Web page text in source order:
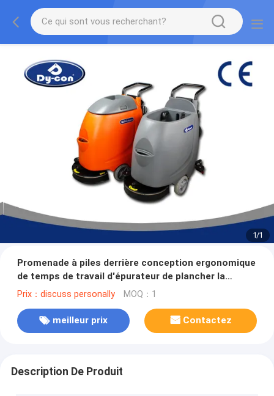
1/1
Promenade à piles derrière conception ergonomique
de temps de travail d'épurateur de plancher la
longue
Prix：discuss personally MOQ：1
meilleur prix Contactez
Description De Produit